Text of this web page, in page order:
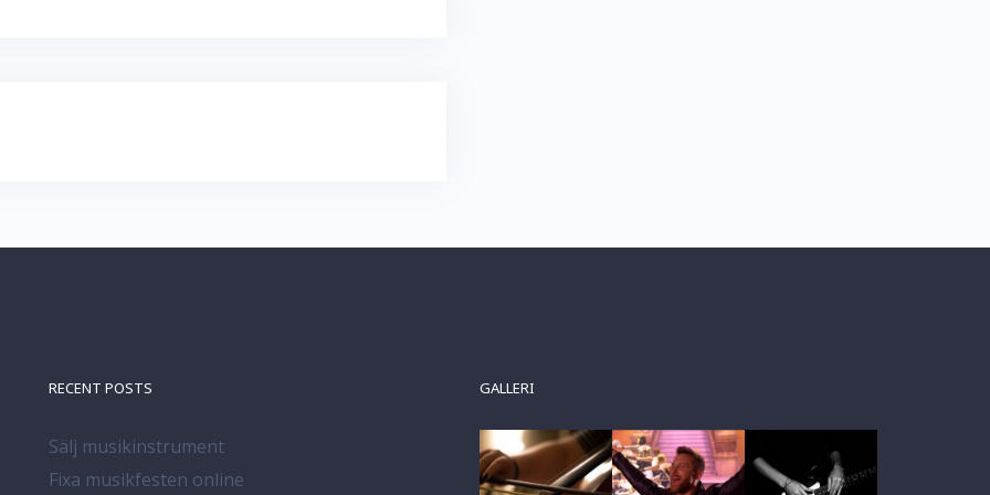
RECENT POSTS
Sälj musikinstrument
Fixa musikfesten online
GALLERI